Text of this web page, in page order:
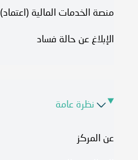
منصة الخدمات المالية (اعتماد)
الإبلاغ عن حالة فساد
نظرة عامة
عن المركز